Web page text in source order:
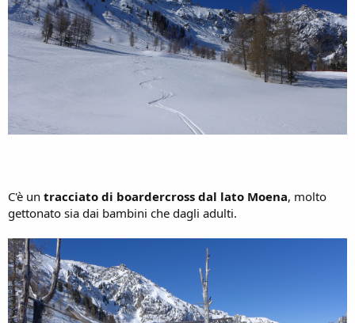
C'è un tracciato di boardercross dal lato Moena, molto
gettonato sia dai bambini che dagli adulti.